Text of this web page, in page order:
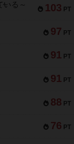
103 PT
る～
97 PT
91 PT
91 PT
88 PT
76 PT